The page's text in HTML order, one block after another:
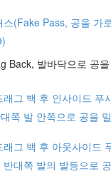
(Fake Pass, 공을 가
Back, 발바닥으로 공
래그 백 후 인사이드 푸
쪽 발 안쪽으로 공을
그 백 후 아웃사이드
반대쪽 발의 발등으로